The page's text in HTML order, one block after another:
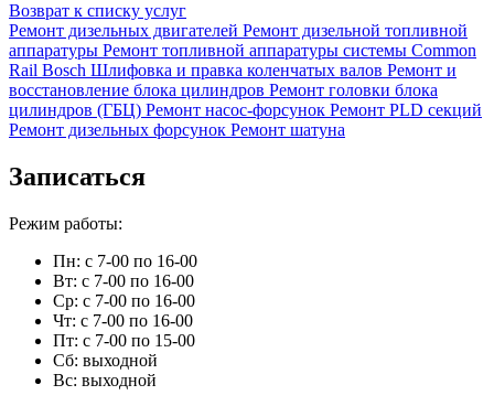
Возврат к списку услуг
Ремонт дизельных двигателей Ремонт дизельной топливной
аппаратуры Ремонт топливной аппаратуры системы Common
Rail Bosch Шлифовка и правка коленчатых валов Ремонт и
восстановление блока цилиндров Ремонт головки блока
цилиндров (ГБЦ) Ремонт насос-форсунок Ремонт PLD секций
Ремонт дизельных форсунок Ремонт шатуна
Записаться
Режим работы:
Пн: с 7-00 по 16-00
Вт: с 7-00 по 16-00
Ср: с 7-00 по 16-00
Чт: с 7-00 по 16-00
Пт: с 7-00 по 15-00
Сб: выходной
Вс: выходной